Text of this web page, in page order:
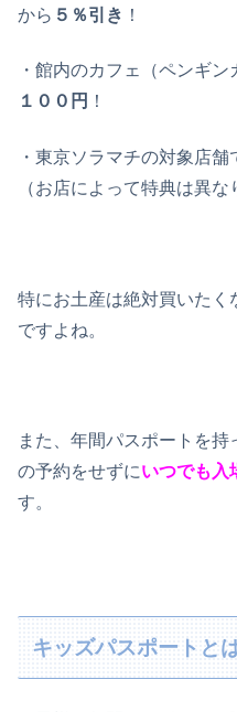
から ５％引き ！
・館内のカフェ（ペンギン
１００円 ！
・東京ソラマチの対象店舗
（お店によって特典は異な
特にお土産は絶対買いたく
ですよね。
また、年間パスポートを
の予約をせずにいつでも入
す。
キッズパスポートと